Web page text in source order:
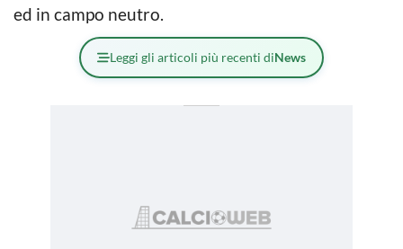
ed in campo neutro.
Leggi gli articoli più recenti diNews